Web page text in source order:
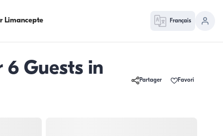
Limancepte Français
Guests in
Partager Favori